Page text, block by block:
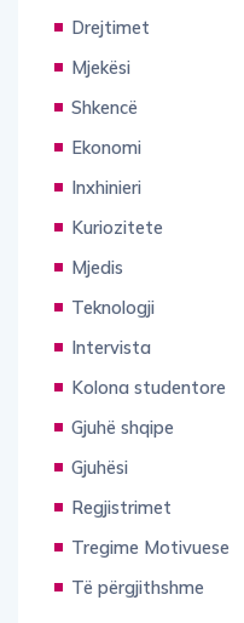
Drejtimet
Mjekësi
Shkencë
Ekonomi
Inxhinieri
Kuriozitete
Mjedis
Teknologji
Intervista
Kolona studentore
Gjuhë shqipe
Gjuhësi
Regjistrimet
Tregime Motivuese
Të përgjithshme